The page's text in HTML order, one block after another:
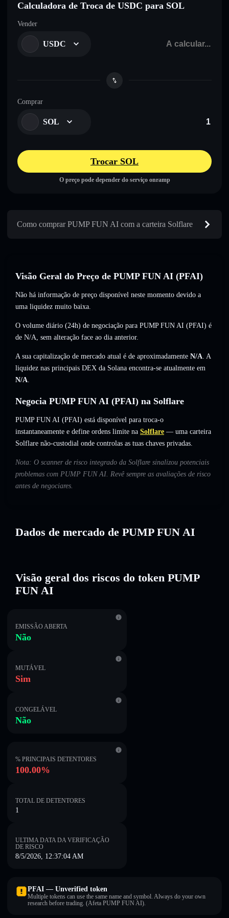
Calculadora de Troca de USDC para SOL
Vender
USDC
Comprar
SOL
Trocar SOL
O preço pode depender do serviço onramp
Como comprar PUMP FUN AI com a carteira Solflare
Visão Geral do Preço de PUMP FUN AI (PFAI)
Não há informação de preço disponível neste momento devido a
uma liquidez muito baixa.
O volume diário (24h) de negociação para PUMP FUN AI (PFAI) é
de N/A, sem alteração face ao dia anterior.
A sua capitalização de mercado atual é de aproximadamente N/A. A
liquidez nas principais DEX da Solana encontra-se atualmente em
N/A.
Negocia PUMP FUN AI (PFAI) na Solflare
PUMP FUN AI (PFAI) está disponível para troca-o
instantaneamente e define ordens limite na Solflare — uma carteira
Solflare não-custodial onde controlas as tuas chaves privadas.
Nota: O scanner de risco integrado da Solflare sinalizou potenciais
problemas com PUMP FUN AI. Revê sempre as avaliações de risco
antes de negociares.
Dados de mercado de PUMP FUN AI
Visão geral dos riscos do token PUMP
FUN AI
EMISSÃO ABERTA
Não
MUTÁVEL
Sim
CONGELÁVEL
Não
% PRINCIPAIS DETENTORES
100.00%
TOTAL DE DETENTORES
1
ULTIMA DATA DA VERIFICAÇÃO
DE RISCO
8/5/2026, 12:37:04 AM
PFAI — Unverified token
Multiple tokens can use the same name and symbol. Always do your own
research before trading. (Afeta PUMP FUN AI).